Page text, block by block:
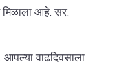
मिळाला आहे. सर,
वाढदिवसाला